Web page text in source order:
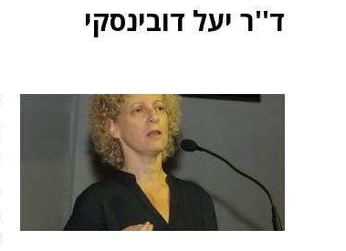
ד''ר יעל דובינסקי